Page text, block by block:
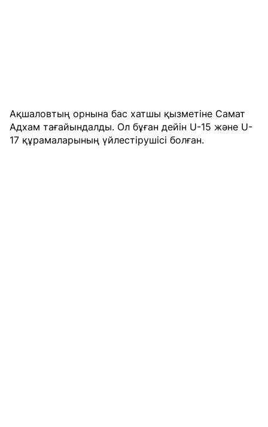
Ақшаловтың орнына бас хатшы қызметіне Самат
Адхам тағайындалды. Ол бұған дейін U-15 және U-
17 құрамаларының үйлестірушісі болған.